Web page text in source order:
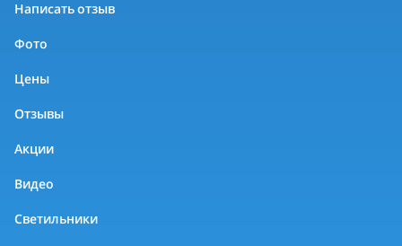
Написать отзыв
Фото
Цены
Отзывы
Акции
Видео
Светильники